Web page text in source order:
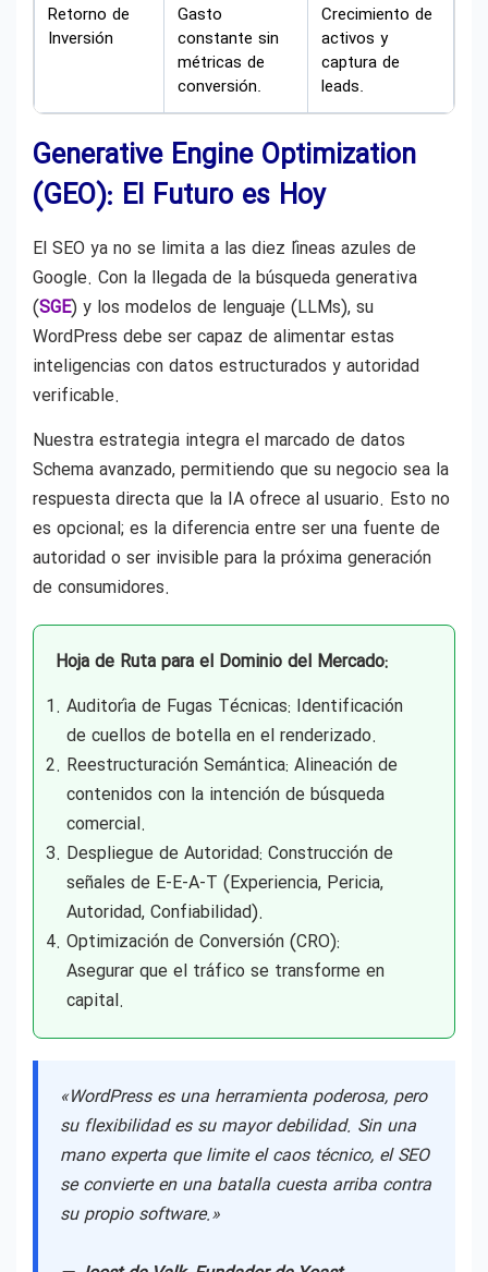
Retorno de
Inversión
Gasto
constante sin
métricas de
conversión.
Crecimiento de
activos y
captura de
leads.
Generative Engine Optimization
(GEO): El Futuro es Hoy
El SEO ya no se limita a las diez líneas azules de
Google. Con la llegada de la búsqueda generativa
(SGE) y los modelos de lenguaje (LLMs), su
WordPress debe ser capaz de alimentar estas
inteligencias con datos estructurados y autoridad
verificable.
Nuestra estrategia integra el marcado de datos
Schema avanzado, permitiendo que su negocio sea la
respuesta directa que la IA ofrece al usuario. Esto no
es opcional; es la diferencia entre ser una fuente de
autoridad o ser invisible para la próxima generación
de consumidores.
Hoja de Ruta para el Dominio del Mercado:
Auditoría de Fugas Técnicas: Identificación
de cuellos de botella en el renderizado.
Reestructuración Semántica: Alineación de
contenidos con la intención de búsqueda
comercial.
Despliegue de Autoridad: Construcción de
señales de E-E-A-T (Experiencia, Pericia,
Autoridad, Confiabilidad).
Optimización de Conversión (CRO):
Asegurar que el tráfico se transforme en
capital.
«WordPress es una herramienta poderosa, pero
su flexibilidad es su mayor debilidad. Sin una
mano experta que limite el caos técnico, el SEO
se convierte en una batalla cuesta arriba contra
su propio software.»